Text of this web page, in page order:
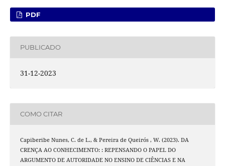
PDF
PUBLICADO
31-12-2023
COMO CITAR
Capiberibe Nunes, C. de L., & Pereira de Queirós , W. (2023). DA
CRENÇA AO CONHECIMENTO: : REPENSANDO O PAPEL DO
ARGUMENTO DE AUTORIDADE NO ENSINO DE CIÊNCIAS E NA